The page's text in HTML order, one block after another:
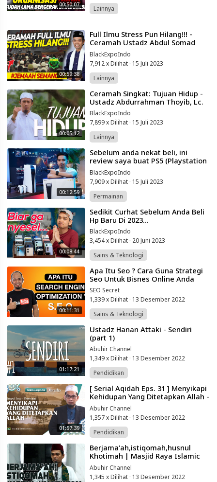
00:50:07
Lainnya
00:59:38
⁣Full Ilmu Stress Pun Hilang!!! -
Ceramah Ustadz Abdul Somad
UAS Terbaru 2020
BlackExpoIndo
7,912 x Dilihat · 15 Juli 2023
Lainnya
00:05:12
⁣Ceramah Singkat: Tujuan Hidup -
Ustadz Abdurrahman Thoyib, Lc.
BlackExpoIndo
7,899 x Dilihat · 15 Juli 2023
Lainnya
00:12:59
⁣Sebelum anda nekat beli, ini
review saya buat PS5 (Playstation
5).
BlackExpoIndo
7,909 x Dilihat · 15 Juli 2023
Permainan
00:08:44
⁣Sedikit Curhat Sebelum Anda Beli
Hp Baru Di 2023...
BlackExpoIndo
3,454 x Dilihat · 20 Juni 2023
Sains & Teknologi
00:11:31
⁣Apa Itu Seo ? Cara Guna Strategi
Seo Untuk Bisnes Online Anda
SEO Secret
1,339 x Dilihat · 13 Desember 2022
Sains & Teknologi
01:17:21
⁣Ustadz Hanan Attaki - Sendiri
(part 1)
Abuhir Channel
1,349 x Dilihat · 13 Desember 2022
Pendidikan
01:57:39
⁣[ Serial Aqidah Eps. 31 ] Menyikapi
Kehidupan Yang Ditetapkan Allah -
Ustadz Adi Hidayat
Abuhir Channel
1,357 x Dilihat · 13 Desember 2022
Pendidikan
⁣Berjama'ah,istiqomah,husnul
Khotimah | Masjid Raya Islamic
Centre Sidrap Sulsel | Ustadz
Abdul
Abuhir Channel
1,345 x Dilihat · 13 Desember 2022